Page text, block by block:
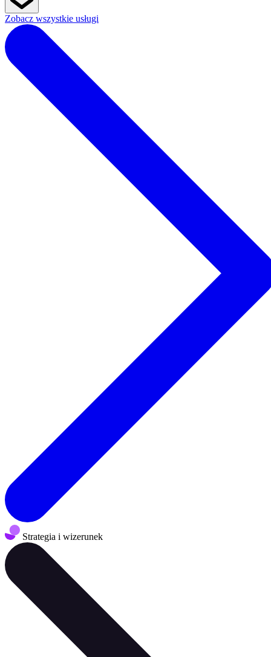
Zobacz wszystkie usługi
Strategia i wizerunek